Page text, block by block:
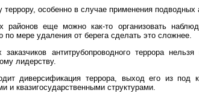
террору, особенно в случае применения подводных
районов еще можно как-то организовать
по мере удаления от берега сделать это сложнее.
антитрубопроводного террора
лидерству.
диверсификация террора, выход его из под
и квазигосударственными структурами.